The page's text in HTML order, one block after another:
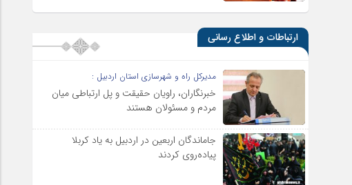
ارتباطات و اطلاع رسانی
مدیرکل راه و شهرسازی استان اردبیل :
خبرنگاران، راویان حقیقت و پل ارتباطی میان
مردم و مسئولان هستند
جاماندگان اربعین در اردبیل به یاد کربلا
پیاده‌روی کردند